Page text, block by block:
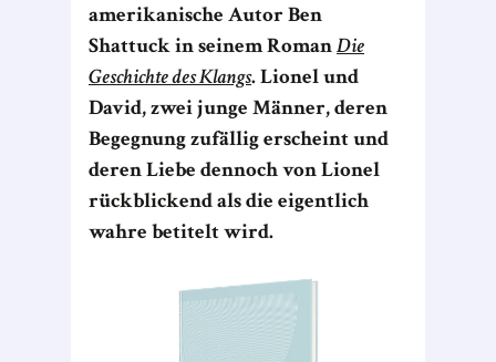
amerikanische Autor Ben
Shattuck in seinem RomanDie
Geschichte des Klangs. Lionel und
David, zwei junge Männer, deren
Begegnung zufällig erscheint und
deren Liebe dennoch von Lionel
rückblickend als die eigentlich
wahre betitelt wird.